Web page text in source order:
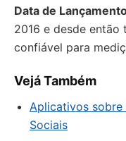
Data de
2016 e desde então
confiável para
Vejá Também
Aplicativos sobre
Sociais